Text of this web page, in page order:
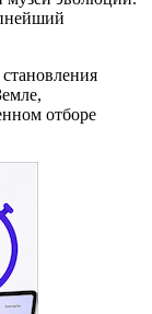
отборе